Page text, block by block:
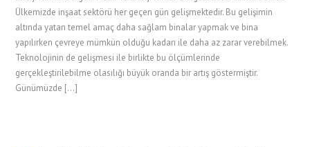
Ülkemizde inşaat sektörü her geçen gün gelişmektedir. Bu gelişimin
altında yatan temel amaç daha sağlam binalar yapmak ve bina
yapılırken çevreye mümkün olduğu kadarı ile daha az zarar verebilmek.
Teknolojinin de gelişmesi ile birlikte bu ölçümlerinde
gerçekleştirilebilme olasılığı büyük oranda bir artış göstermiştir.
Günümüzde […]